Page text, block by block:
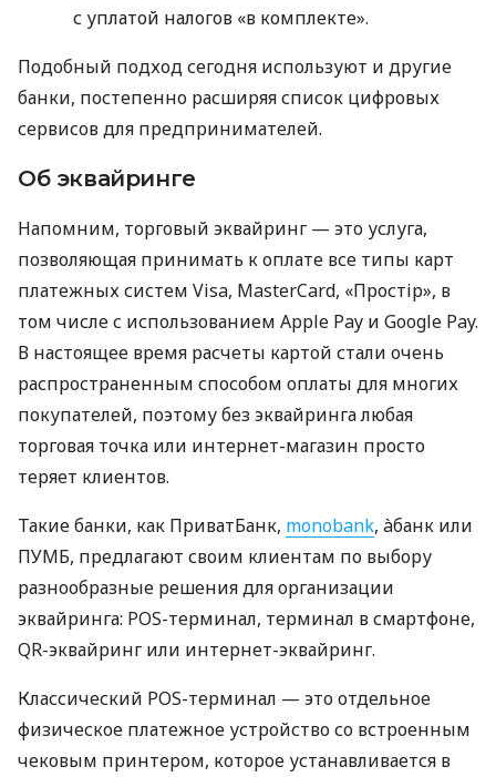
с уплатой налогов «в комплекте».
Подобный подход сегодня используют и другие
банки, постепенно расширяя список цифровых
сервисов для предпринимателей.
Об эквайринге
Напомним, торговый эквайринг — это услуга,
позволяющая принимать к оплате все типы карт
платежных систем Visa, MasterCard, «Простір», в
том числе с использованием Apple Pay и Google Pay.
В настоящее время расчеты картой стали очень
распространенным способом оплаты для многих
покупателей, поэтому без эквайринга любая
торговая точка или интернет-магазин просто
теряет клиентов.
Такие банки, как ПриватБанк, monobank, àбанк или
ПУМБ, предлагают своим клиентам по выбору
разнообразные решения для организации
эквайринга: POS-терминал, терминал в смартфоне,
QR-эквайринг или интернет-эквайринг.
Классический POS-терминал — это отдельное
физическое платежное устройство со встроенным
чековым принтером, которое устанавливается в